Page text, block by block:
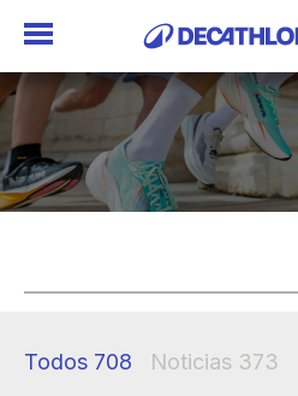
Todos 708 Noticias 373